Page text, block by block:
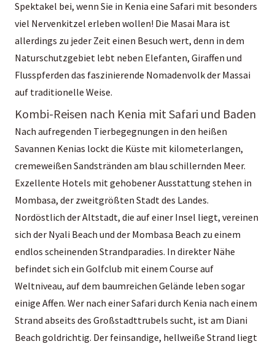
Spektakel bei, wenn Sie in Kenia eine Safari mit besonders
viel Nervenkitzel erleben wollen! Die Masai Mara ist
allerdings zu jeder Zeit einen Besuch wert, denn in dem
Naturschutzgebiet lebt neben Elefanten, Giraffen und
Flusspferden das faszinierende Nomadenvolk der Massai
auf traditionelle Weise.
Kombi-Reisen nach Kenia mit Safari und Baden
Nach aufregenden Tierbegegnungen in den heißen
Savannen Kenias lockt die Küste mit kilometerlangen,
cremeweißen Sandstränden am blau schillernden Meer.
Exzellente Hotels mit gehobener Ausstattung stehen in
Mombasa, der zweitgrößten Stadt des Landes.
Nordöstlich der Altstadt, die auf einer Insel liegt, vereinen
sich der Nyali Beach und der Mombasa Beach zu einem
endlos scheinenden Strandparadies. In direkter Nähe
befindet sich ein Golfclub mit einem Course auf
Weltniveau, auf dem baumreichen Gelände leben sogar
einige Affen. Wer nach einer Safari durch Kenia nach einem
Strand abseits des Großstadttrubels sucht, ist am Diani
Beach goldrichtig. Der feinsandige, hellweiße Strand liegt